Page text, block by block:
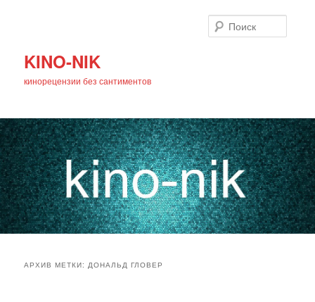
KINO-NIK
кинорецензии без сантиментов
АРХИВ МЕТКИ:ДОНАЛЬД ГЛОВЕР